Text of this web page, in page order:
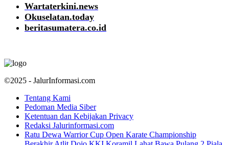
Wartaterkini.news
Okuselatan.today
beritasumatera.co.id
©2025 - JalurInformasi.com
Tentang Kami
Pedoman Media Siber
Ketentuan dan Kebijakan Privacy
Redaksi Jalurinformasi.com
Ratu Dewa Warrior Cup Open Karate Championship